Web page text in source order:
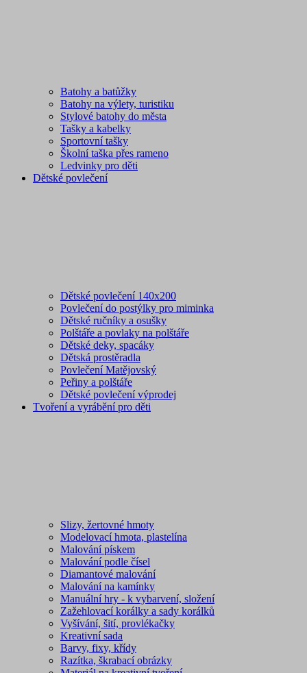
Batohy a batůžky
Batohy na výlety, turistiku
Stylové batohy do města
Tašky a kabelky
Sportovní tašky
Školní taška přes rameno
Ledvinky pro děti
Dětské povlečení
Dětské povlečení 140x200
Povlečení do postýlky pro miminka
Dětské ručníky a osušky
Polštáře a povlaky na polštáře
Dětské deky, spacáky
Dětská prostěradla
Povlečení Matějovský
Peřiny a polštáře
Dětské povlečení výprodej
Tvoření a vyrábění pro děti
Slizy, žertovné hmoty
Modelovací hmota, plastelína
Malování pískem
Malování podle čísel
Diamantové malování
Malování na kamínky
Manuální hry - k vybarvení, složení
Zažehlovací korálky a sady korálků
Vyšívání, šití, provlékačky
Kreativní sada
Barvy, fixy, křídy
Razítka, škrabací obrázky